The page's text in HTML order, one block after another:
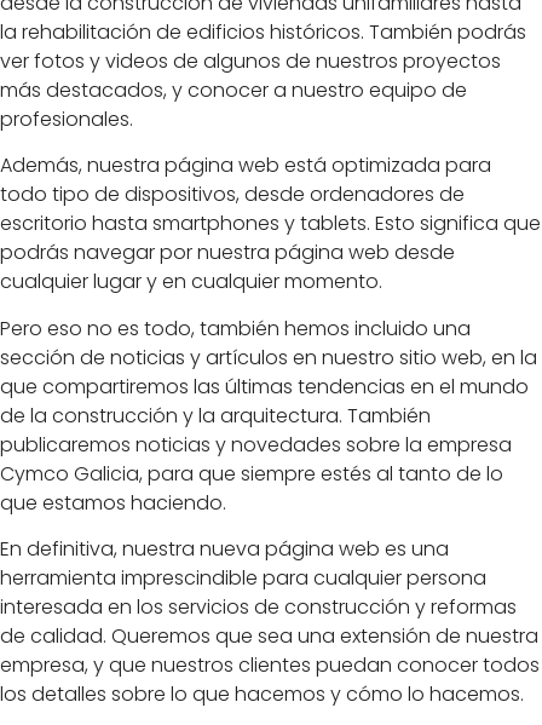
la rehabilitación de edificios históricos. También podrás
ver fotos y videos de algunos de nuestros proyectos
más destacados, y conocer a nuestro equipo de
profesionales.
Además, nuestra página web está optimizada para
todo tipo de dispositivos, desde ordenadores de
escritorio hasta smartphones y tablets. Esto significa que
podrás navegar por nuestra página web desde
cualquier lugar y en cualquier momento.
Pero eso no es todo, también hemos incluido una
sección de noticias y artículos en nuestro sitio web, en la
que compartiremos las últimas tendencias en el mundo
de la construcción y la arquitectura. También
publicaremos noticias y novedades sobre la empresa
Cymco Galicia, para que siempre estés al tanto de lo
que estamos haciendo.
En definitiva, nuestra nueva página web es una
herramienta imprescindible para cualquier persona
interesada en los servicios de construcción y reformas
de calidad. Queremos que sea una extensión de nuestra
empresa, y que nuestros clientes puedan conocer todos
los detalles sobre lo que hacemos y cómo lo hacemos.